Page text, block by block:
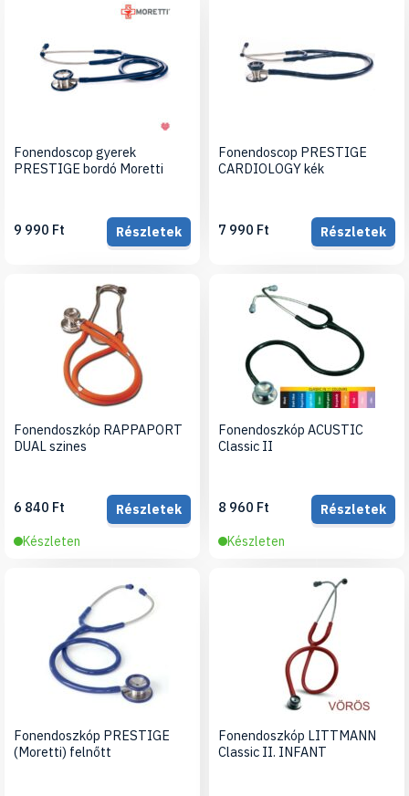
Fonendoscop gyerek
PRESTIGE bordó Moretti
9 990 Ft Részletek
Fonendoscop PRESTIGE
CARDIOLOGY kék
7 990 Ft Részletek
Fonendoszkóp RAPPAPORT
DUAL szines
6 840 Ft
Részletek
Készleten
Fonendoszkóp ACUSTIC
Classic II
8 960 Ft
Részletek
Készleten
Fonendoszkóp PRESTIGE
(Moretti) felnőtt
Fonendoszkóp LITTMANN
Classic II. INFANT